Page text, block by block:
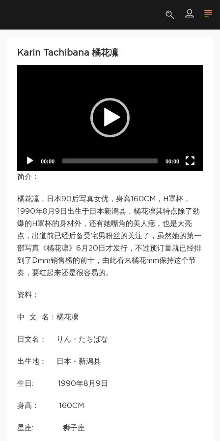
Karin Tachibana 橘花凜
00:00 00:00
简介：
橘花凜，日本90后写真女优，身高160CM，H罩杯，
1990年8月9日出生于日本新潟县，橘花凜其特点除了劲
爆的H罩杯的身材外，还有她嘴角的美人痣，也是大亮
点，出道前已经后备受宅男粉丝的关注了，虽然她的第一
部写真《橘花凛》6月20日才发行，不过预订量就已经排
到了Dmm销售榜的前十，由此看来橘花mm保持这个节
奏，要红起来还是很容易的。
资料：
中 文 名：橘花凜
日文名： りん・たちばな
出生地： 日本・新潟县
生日: 1990年8月9日
身高： 160CM
星座: 狮子座